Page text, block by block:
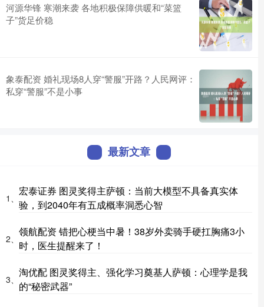
河源华锋 寒潮来袭 各地积极保障供暖和“菜篮
子”货足价稳
象泰配资 婚礼现场8人穿“警服”开路？人民网评：
私穿“警服”不是小事
最新文章
1、
宏泰证券 图灵奖得主萨顿：当前大模型不具备真实体
验，到2040年有五成概率洞悉心智
2、
领航配资 错把心梗当中暑！38岁外卖骑手硬扛胸痛3小
时，医生提醒来了！
3、
淘优配 图灵奖得主、强化学习奠基人萨顿：心理学是我
的“秘密武器”